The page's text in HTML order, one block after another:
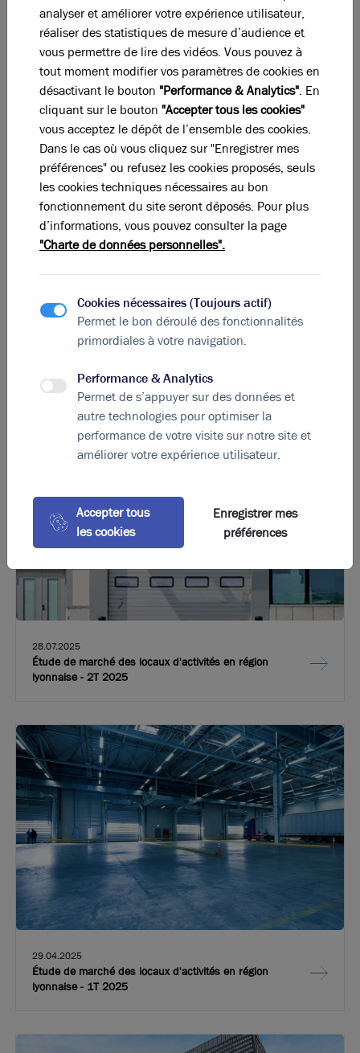
27.10.2025
Étude de marché des locaux d'activités en région
lyonnaise - T3 2025
28.07.2025
Étude de marché des Bureaux en région lyonnaise - 2T
28.07.2025
Étude de marché des locaux d'activités en région
lyonnaise - 2T 2025
29.04.2025
Étude de marché des locaux d'activités en région
lyonnaise - 1T 2025
analyser et améliorer votre expérience utilisateur,
réaliser des statistiques de mesure d’audience et
vous permettre de lire des vidéos. Vous pouvez à
tout moment modifier vos paramètres de cookies en
désactivant le bouton "Performance & Analytics". En
cliquant sur le bouton "Accepter tous les cookies"
vous acceptez le dépôt de l’ensemble des cookies.
Dans le cas où vous cliquez sur "Enregistrer mes
préférences" ou refusez les cookies proposés, seuls
les cookies techniques nécessaires au bon
fonctionnement du site seront déposés. Pour plus
d’informations, vous pouvez consulter la page
"Charte de données personnelles".
Cookies nécessaires (Toujours actif)
Permet le bon déroulé des fonctionnalités
primordiales à votre navigation.
Performance & Analytics
Permet de s’appuyer sur des données et
autre technologies pour optimiser la
performance de votre visite sur notre site et
améliorer votre expérience utilisateur.
Accepter tous
les cookies
Enregistrer mes
préférences